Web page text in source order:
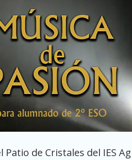
Patio de Cristales del IES